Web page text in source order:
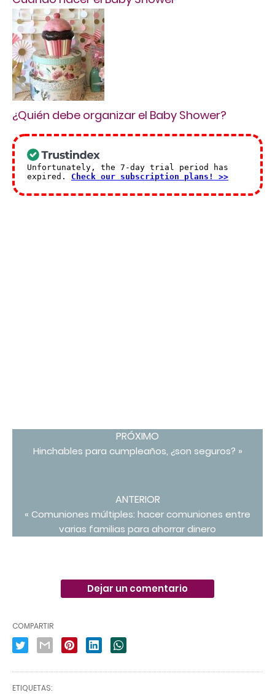
¿Quién debe organizar el Baby Shower?
PRÓXIMO
Hinchables para cumpleaños, ¿son seguros? »
ANTERIOR
« Comuniones múltiples: hacer comuniones entre
varias familias para ahorrar dinero
Dejar un comentario
COMPARTIR
ETIQUETAS: